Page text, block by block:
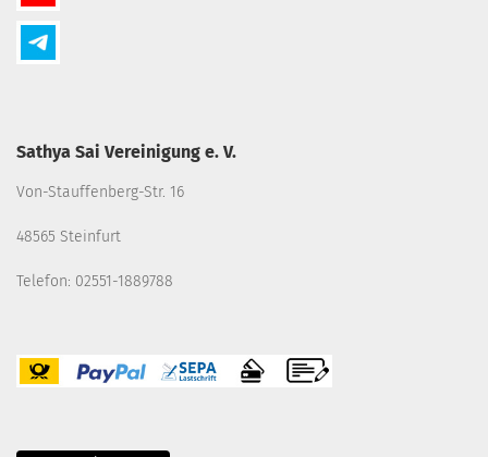
Sathya Sai Vereinigung e. V.
Von-Stauffenberg-Str. 16
48565 Steinfurt
Telefon: 02551-1889788